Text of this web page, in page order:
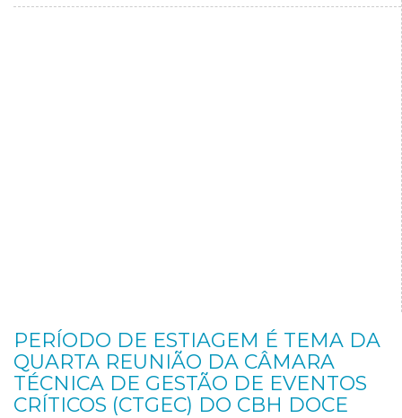
PERÍODO DE ESTIAGEM É TEMA DA
QUARTA REUNIÃO DA CÂMARA
TÉCNICA DE GESTÃO DE EVENTOS
CRÍTICOS (CTGEC) DO CBH DOCE